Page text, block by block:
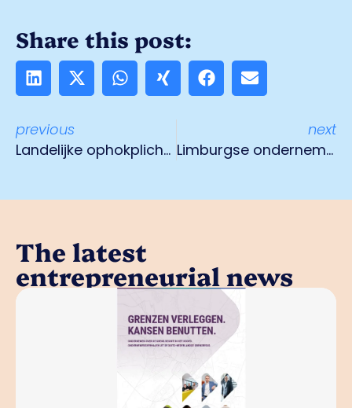
Share this post:
previous
Landelijke ophokplicht pluimvee verlengd
next
Limburgse ondernemers vragen massaal noodhulp aan
The latest
entrepreneurial news